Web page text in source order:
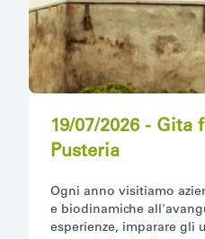
19/07/2026 - Gita
Pusteria
Ogni anno visitiamo
e biodinamiche
esperienze, imparare gli